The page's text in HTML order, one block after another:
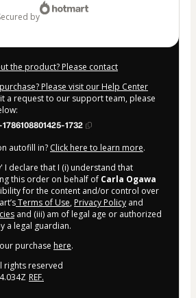
secured by
the product? Please contact
Please visit our Help Center
a request to our support team, please
1732
autofill in? Click here to learn more.
I declare that I (i) understand that
this order on behalf of Carla Ogawa
for the content and/or control over
Terms of Use, Privacy Policy and
and (iii) am of legal age or authorized
a legal guardian.
purchase here.
rights reserved
REF.